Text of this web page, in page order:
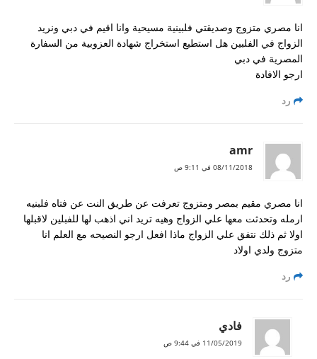
انا مصري متزوج وصديقتي فلبينية مسيحية وانا اقيم في دبي ونريد
الزواج في الفلبين هل استطيع استخراج شهادة العزوبية من السفارة
المصرية في دبي
ارجو الافادة
رد
amr
08/11/2018 في 9:11 ص
انا مصري مقيم بمصر ومتزوج تعرفت عن طريق النت عن فتاه فلبنيه
ارمله وتحدثت معها علي الزواج وهيه تريد اني اذهب لها للفبلين لاقبلها
اولا ثم ذلك نتفق علي الزواج ماذا افعل ارجو النصيحه مع العلم انا
متزوج ولدي اولاد
رد
فادي
11/05/2019 في 9:44 ص